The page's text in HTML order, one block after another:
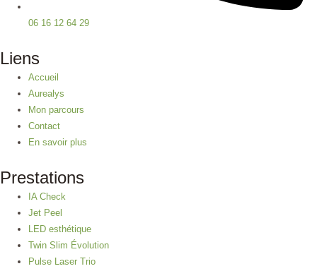
06 16 12 64 29
Liens
Accueil
Aurealys
Mon parcours
Contact
En savoir plus
Prestations
IA Check
Jet Peel
LED esthétique
Twin Slim Évolution
Pulse Laser Trio